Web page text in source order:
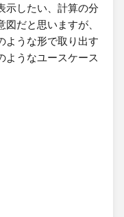
から作りますので、
任意の形状を割り
です。
示したい、計算の分
だと思いますが、
ような形で取り出す
ようなユースケース
択したときにその
利用できます。
したものをディメン
単一の値だけを持
単一のメンバーに